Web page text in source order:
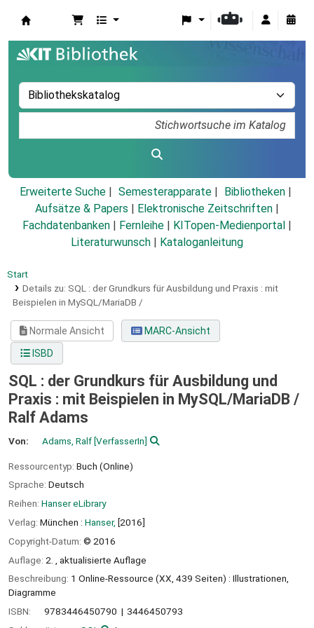
Erweiterte Suche Semesterapparate
Bibliotheken
Aufsätze & Papers
Elektronische Zeitschriften
Fachdatenbanken
Fernleihe KITopen-Medienportal
Literaturwunsch
Kataloganleitung
Start
Details zu: SQL : der Grundkurs für Ausbildung und Praxis : mit
Beispielen in MySQL/MariaDB /
Normale Ansicht
MARC-Ansicht
ISBD
SQL : der Grundkurs für Ausbildung und
Praxis : mit Beispielen in MySQL/MariaDB /
Ralf Adams
Von: Adams, Ralf[VerfasserIn]
Ressourcentyp: Buch (Online)
Sprache: Deutsch
Reihen: Hanser eLibrary
Verlag: München : Hanser, [2016]
Copyright-Datum: © 2016
Auflage: 2. , aktualisierte Auflage
Beschreibung: 1 Online-Ressource (XX, 439 Seiten) : Illustrationen,
Diagramme
ISBN:
9783446450790
3446450793